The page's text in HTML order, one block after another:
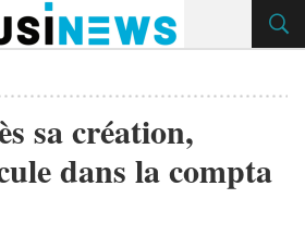
sa création,
dans la compta